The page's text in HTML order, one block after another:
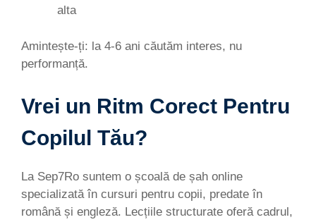
alta
Amintește-ți: la 4-6 ani căutăm interes, nu
performanță.
Vrei un Ritm Corect Pentru
Copilul Tău?
La Sep7Ro suntem o școală de șah online
specializată în cursuri pentru copii, predate în
română și engleză. Lecțiile structurate oferă cadrul,